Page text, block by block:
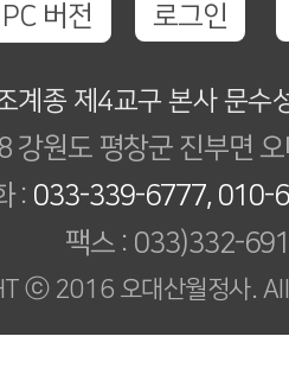
PC 버전 로그인
계종 제4교구 본사 문수
강원도 평창군 진부면
: 033-339-6777, 010-
팩스 : 033)332-
ⓒ 2016 오대산월정사.